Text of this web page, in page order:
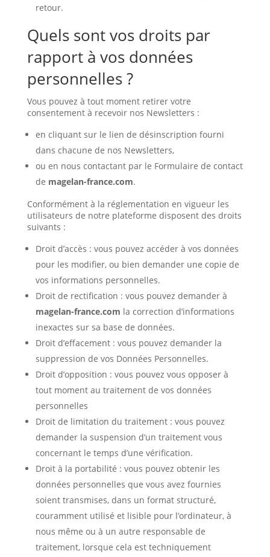
retour.
Quels sont vos droits par
rapport à vos données
personnelles ?
Vous pouvez à tout moment retirer votre
consentement à recevoir nos Newsletters :
en cliquant sur le lien de désinscription fourni
dans chacune de nos Newsletters,
ou en nous contactant par le Formulaire de contact
de magelan-france.com.
Conformément à la réglementation en vigueur les
utilisateurs de notre plateforme disposent des droits
suivants :
Droit d’accès : vous pouvez accéder à vos données
pour les modifier, ou bien demander une copie de
vos informations personnelles.
Droit de rectification : vous pouvez demander à
magelan-france.com la correction d’informations
inexactes sur sa base de données.
Droit d’effacement : vous pouvez demander la
suppression de vos Données Personnelles.
Droit d’opposition : vous pouvez vous opposer à
tout moment au traitement de vos données
personnelles
Droit de limitation du traitement : vous pouvez
demander la suspension d’un traitement vous
concernant le temps d’une vérification.
Droit à la portabilité : vous pouvez obtenir les
données personnelles que vous avez fournies
soient transmises, dans un format structuré,
couramment utilisé et lisible pour l’ordinateur, à
nous même ou à un autre responsable de
traitement, lorsque cela est techniquement